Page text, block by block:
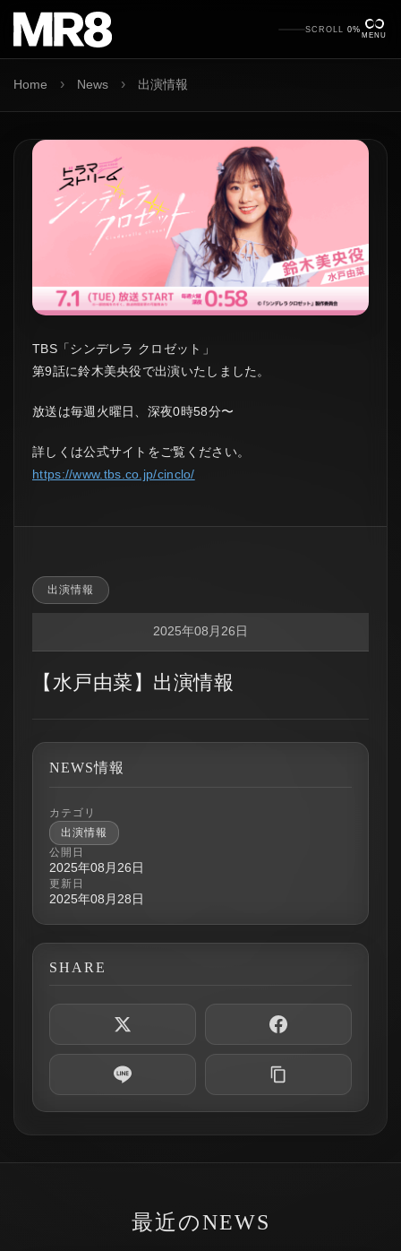
SCROLL 0%
MENU
Home › News › 出演情報
TBS「シンデレラ クロゼット」
第9話に鈴木美央役で出演いたしました。
放送は毎週火曜日、深夜0時58分〜
詳しくは公式サイトをご覧ください。
https://www.tbs.co.jp/cinclo/
出演情報
2025年08月26日
【水戸由菜】出演情報
NEWS情報
カテゴリ
出演情報
公開日
2025年08月26日
更新日
2025年08月28日
SHARE
最近のNEWS